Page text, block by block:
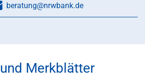
beratung@nrwbank.de
Merkblätter